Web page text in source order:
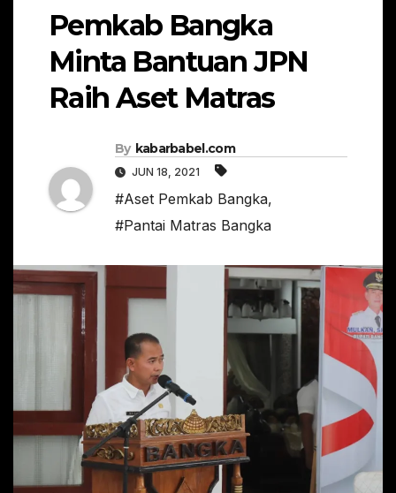
Pemkab Bangka
Minta Bantuan JPN
Raih Aset Matras
By kabarbabel.com
JUN 18, 2021
#Aset Pemkab Bangka,
#Pantai Matras Bangka